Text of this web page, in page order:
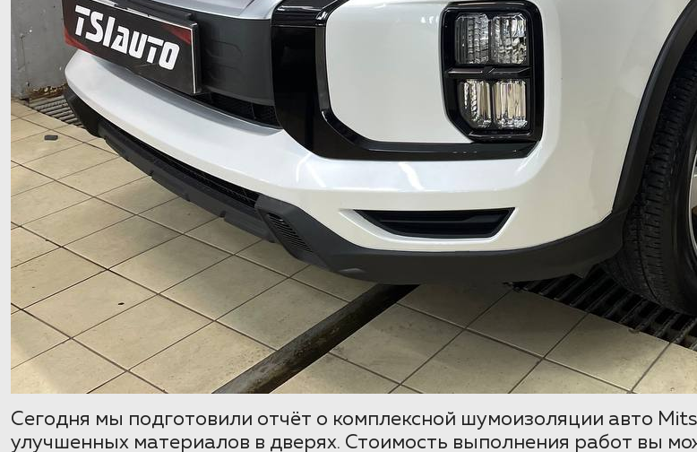
Сегодня мы подготовили отчёт о комплексной шумоизоляции авто
улучшенных материалов в дверях. Стоимость выполнения работ вы